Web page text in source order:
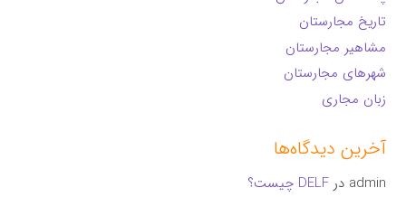
تاریخ مجارستان
مشاهیر مجارستان
شهرهای مجارستان
زبان مجاری
آخرین دیدگاه‌ها
admin درDELF چیست؟